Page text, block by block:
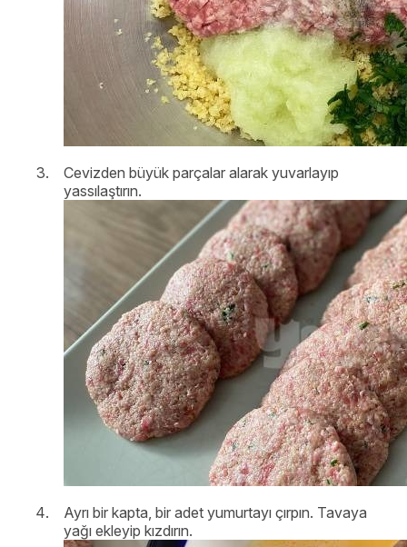
Cevizden büyük parçalar alarak yuvarlayıp
yassılaştırın.
Ayrı bir kapta, bir adet yumurtayı çırpın. Tavaya
yağı ekleyip kızdırın.